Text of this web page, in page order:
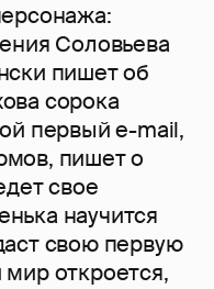
Соловьева
пишет об
сорока
первый e-mail,
пишет о
свое
научится
свою первую
откроется,